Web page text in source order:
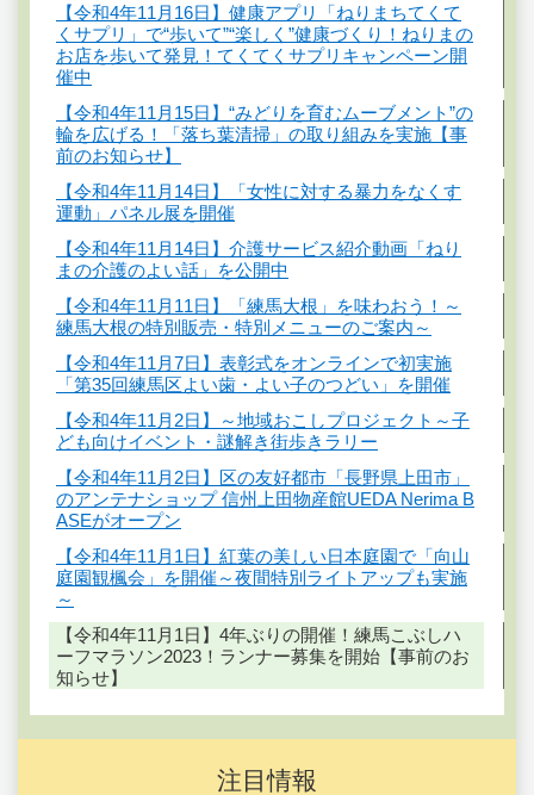
【令和4年11月16日】健康アプリ「ねりまちてくて
くサプリ」で“歩いて”“楽しく”健康づくり！ねりまの
お店を歩いて発見！てくてくサプリキャンペーン開
催中
【令和4年11月15日】“みどりを育むムーブメント”の
輪を広げる！「落ち葉清掃」の取り組みを実施【事
前のお知らせ】
【令和4年11月14日】「女性に対する暴力をなくす
運動」パネル展を開催
【令和4年11月14日】介護サービス紹介動画「ねり
まの介護のよい話」を公開中
【令和4年11月11日】「練馬大根」を味わおう！～
練馬大根の特別販売・特別メニューのご案内～
【令和4年11月7日】表彰式をオンラインで初実施
「第35回練馬区よい歯・よい子のつどい」を開催
【令和4年11月2日】～地域おこしプロジェクト～子
ども向けイベント・謎解き街歩きラリー
【令和4年11月2日】区の友好都市「長野県上田市」
のアンテナショップ 信州上田物産館UEDA Nerima B
ASEがオープン
【令和4年11月1日】紅葉の美しい日本庭園で「向山
庭園観楓会」を開催～夜間特別ライトアップも実施
～
【令和4年11月1日】4年ぶりの開催！練馬こぶしハ
ーフマラソン2023！ランナー募集を開始【事前のお
知らせ】
注目情報